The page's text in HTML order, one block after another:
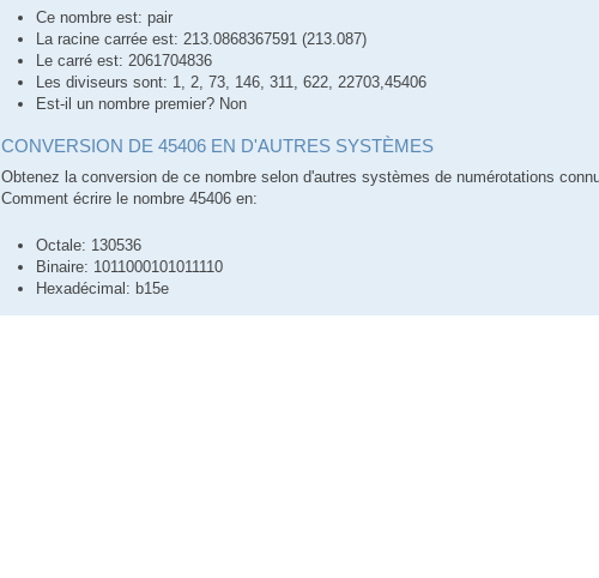
Ce nombre est: pair
La racine carrée est: 213.0868367591 (213.087)
Le carré est: 2061704836
Les diviseurs sont: 1, 2, 73, 146, 311, 622, 22703,45406
Est-il un nombre premier? Non
CONVERSION DE 45406 EN D'AUTRES SYSTÈMES
Obtenez la conversion de ce nombre selon d'autres systèmes de numérotations
Comment écrire le nombre 45406 en:
Octale: 130536
Binaire: 1011000101011110
Hexadécimal: b15e